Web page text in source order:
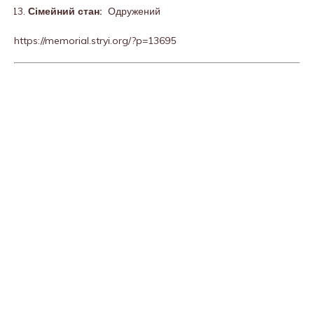
Сімейний стан: Одружений
https://memorial.stryi.org/?p=13695